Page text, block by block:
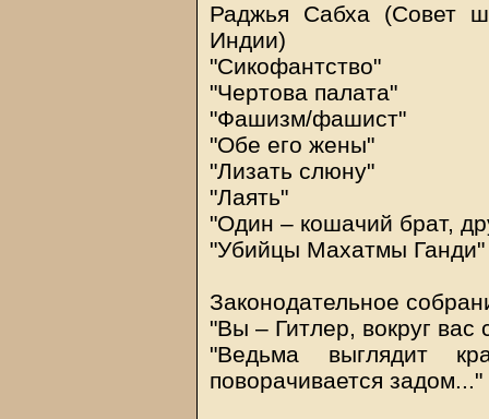
Раджья Сабха (Совет
Индии)
"Сикофантство"
"Чертова палата"
"Фашизм/фашист"
"Обе его жены"
"Лизать слюну"
"Лаять"
"Один – кошачий брат,
"Убийцы Махатмы Ганди"
Законодательное
"Вы – Гитлер, вокруг вас
"Ведьма выглядит
поворачивается задом..."